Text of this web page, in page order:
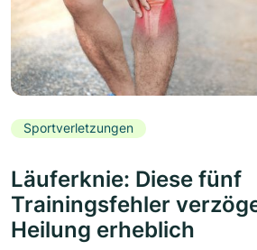
Sportverletzungen
Läuferknie: Diese fünf
Trainingsfehler
Heilung erheblich